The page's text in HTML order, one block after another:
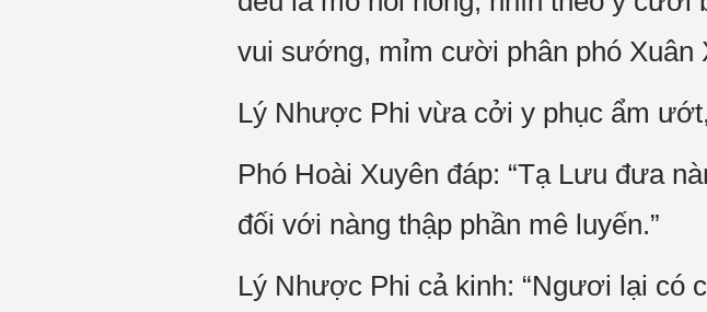
vui sướng, mỉm cười phân phó Xuân
Lý Nhược Phi vừa cởi y phục ẩm
Phó Hoài Xuyên đáp: “Tạ Lưu đưa
đối với nàng thập phần mê luyến.”
Lý Nhược Phi cả kinh: “Ngươi lại có